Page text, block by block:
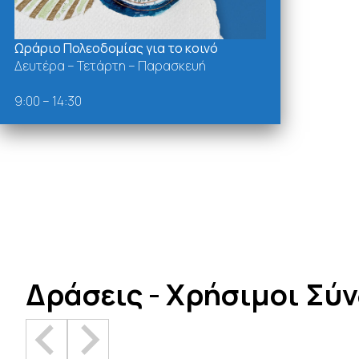
Δράσεις - Χρήσιμοι
Ωράριο Πολεοδομίας για το κοινό
Δευτέρα – Τετάρτη – Παρασκευή
9:00 – 14:30